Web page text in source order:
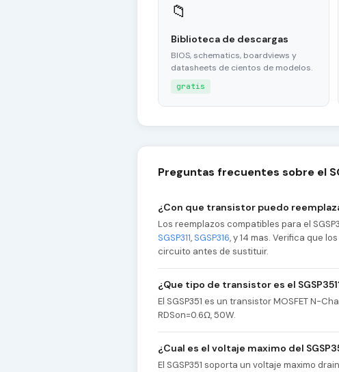
📁
Biblioteca de descargas
BIOS, schematics, boardviews y
datasheets de cientos de modelos.
gratis
Preguntas frecuentes sobre el
¿Con que transistor puedo
Los reemplazos compatibles para el
SGSP311, SGSP316, y 14 mas. Verifica que
circuito antes de sustituir.
¿Que tipo de transistor es el
El SGSP351 es un transistor MOSFET N-
RDSon=0.6Ω, 50W.
¿Cual es el voltaje maximo del
El SGSP351 soporta un voltaje maximo